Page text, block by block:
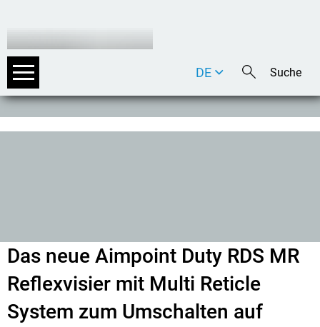
DE
EN
Das neue Aimpoint Duty RDS MR
Reflexvisier mit Multi Reticle
System zum Umschalten auf